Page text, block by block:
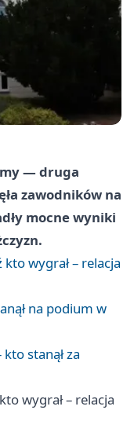
— druga
zawodników na
mocne wyniki
wygrał – relacja
na podium w
stanął za
wygrał – relacja